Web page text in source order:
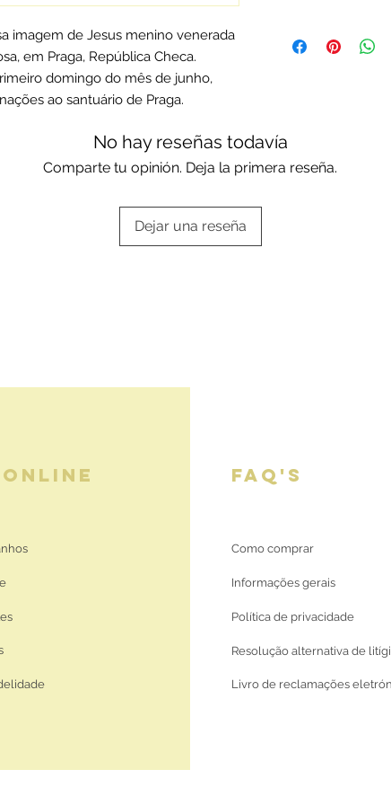
imagem de Jesus menino venerada
em Praga, República Checa.
domingo do mês de junho,
ao santuário de Praga.
standard ou da
No hay reseñas todavía
Comparte tu opinión. Deja la primera reseña.
Dejar una reseña
FAQ'S
Como comprar
Informações gerais
Política de privacidade
Resolução alternativa de
Livro de reclamações